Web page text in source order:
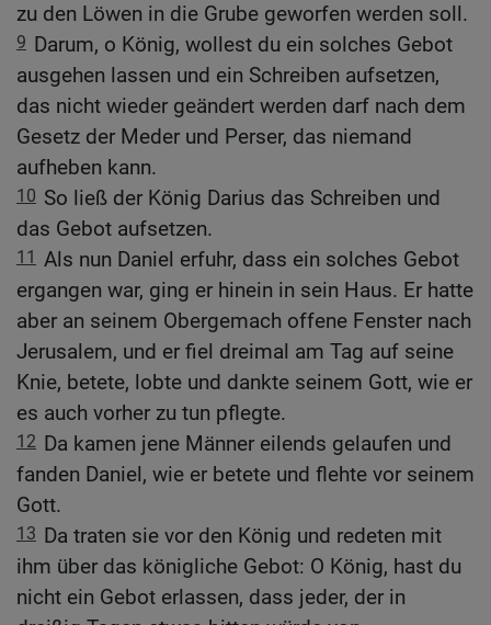
zu den Löwen in die Grube geworfen werden soll.
9 Darum, o König, wollest du ein solches Gebot
ausgehen lassen und ein Schreiben aufsetzen,
das nicht wieder geändert werden darf nach dem
Gesetz der Meder und Perser, das niemand
aufheben kann.
10 So ließ der König Darius das Schreiben und
das Gebot aufsetzen.
11 Als nun Daniel erfuhr, dass ein solches Gebot
ergangen war, ging er hinein in sein Haus. Er hatte
aber an seinem Obergemach offene Fenster nach
Jerusalem, und er fiel dreimal am Tag auf seine
Knie, betete, lobte und dankte seinem Gott, wie er
es auch vorher zu tun pflegte.
12 Da kamen jene Männer eilends gelaufen und
fanden Daniel, wie er betete und flehte vor seinem
Gott.
13 Da traten sie vor den König und redeten mit
ihm über das königliche Gebot: O König, hast du
nicht ein Gebot erlassen, dass jeder, der in